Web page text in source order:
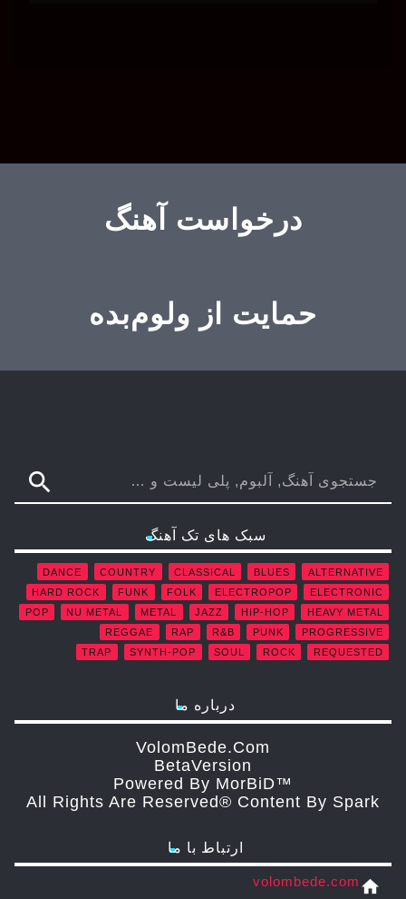
درخواست آهنگ
حمایت از ولوم‌بده
search
سبک های تک آهنگ
ALTERNATIVE
BLUES
CLASSICAL
COUNTRY
DANCE
ELECTRONIC
ELECTROPOP
FOLK
FUNK
HARD ROCK
HEAVY METAL
HIP-HOP
JAZZ
METAL
NU METAL
POP
PROGRESSIVE
PUNK
R&B
RAP
REGGAE
REQUESTED
ROCK
SOUL
SYNTH-POP
TRAP
درباره ما
VolomBede.com
ΒetaVersion
Powered By MorBiD™
All Rights Are Reserved® Content By Spark
ارتباط با ما
home
volombede.com